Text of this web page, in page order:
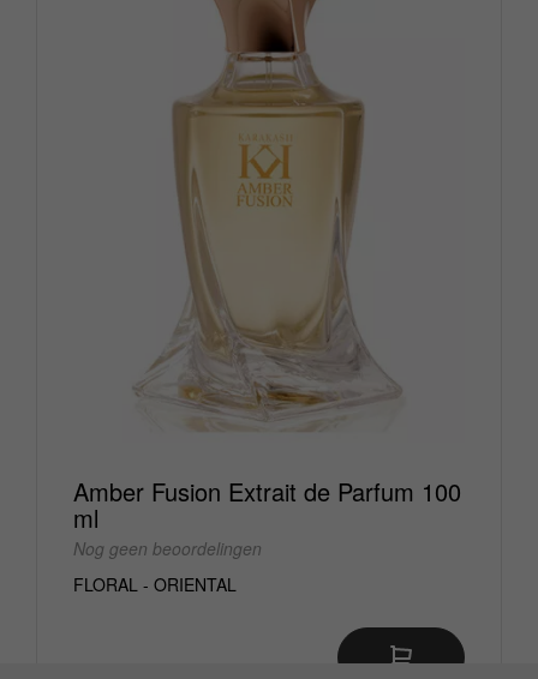
Amber Fusion Extrait de Parfum 100
ml
Nog geen beoordelingen
FLORAL - ORIENTAL